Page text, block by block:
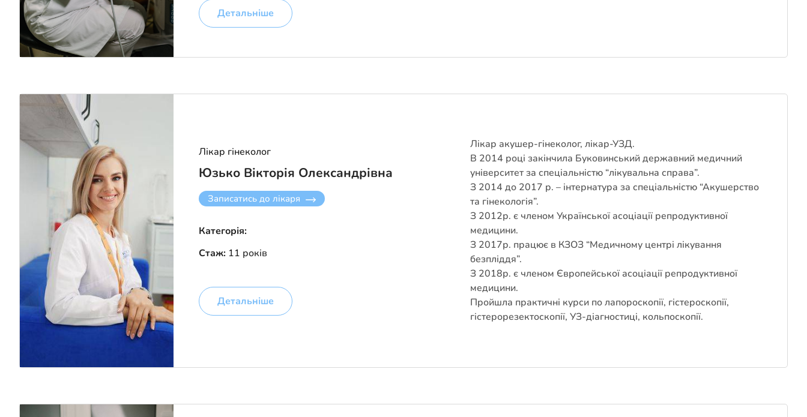
Детальніше
Лікар гінеколог
Юзько Вікторія Олександрівна
Записатись до лікаря
Категорія:
Стаж: 11 років
Детальніше
Лікар акушер-гінеколог, лікар-УЗД.
В 2014 році закінчила Буковинський державний медичний
університет за спеціальністю “лікувальна справа”.
З 2014 до 2017 р. – інтернатура за спеціальністю “Акушерство
та гінекологія”.
З 2012р. є членом Української асоціації репродуктивної
медицини.
З 2017р. працює в КЗОЗ “Медичному центрі лікування
безпліддя”.
З 2018р. є членом Європейської асоціації репродуктивної
медицини.
Пройшла практичні курси по лапороскопії, гістероскопії,
гістерорезектоскопії, УЗ-діагностиці, кольпоскопії.